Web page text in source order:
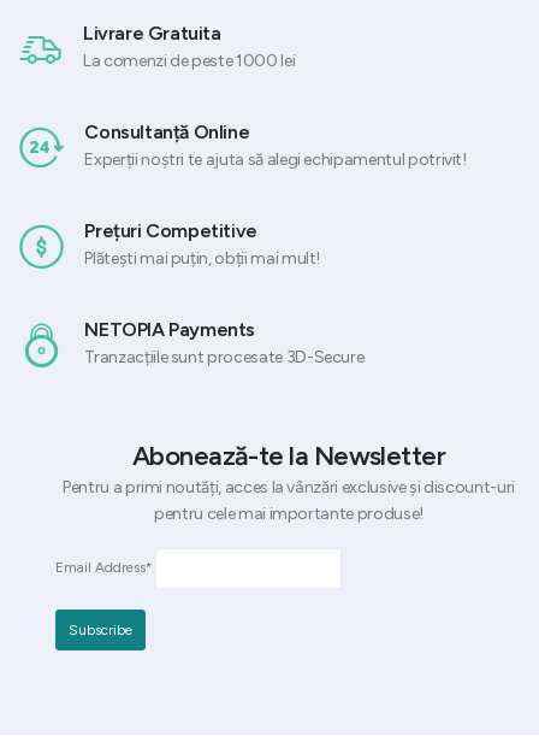
Livrare Gratuita
La comenzi de peste 1000 lei
Consultanță Online
Experții noștri te ajuta să alegi echipamentul potrivit!
Prețuri Competitive
Plătești mai puțin, obții mai mult!
NETOPIA Payments
Tranzacțiile sunt procesate 3D-Secure
Abonează-te la Newsletter
Pentru a primi noutăți, acces la vânzări exclusive și discount-uri
pentru cele mai importante produse!
Email Address*